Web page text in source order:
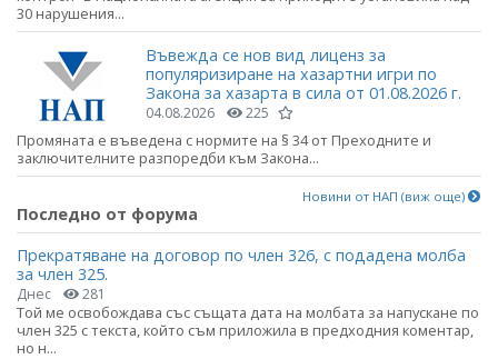
30 нарушения...
Въвежда се нов вид лиценз за
популяризиране на хазартни игри по
Закона за хазарта в сила от 01.08.2026 г.
04.08.2026 225
Промяната е въведена с нормите на § 34 от Преходните и
заключителните разпоредби към Закона...
Новини от НАП (виж още)
Последно от форума
Прекратяване на договор по член 326, с подадена молба
за член 325.
Днес 281
Той ме освобождава със същата дата на молбата за напускане по
член 325 с текста, който съм приложила в предходния коментар,
но н...